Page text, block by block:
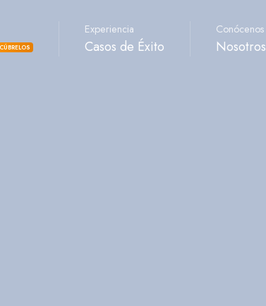
Experiencia
Casos de Éxito
Conócenos
Nosotros